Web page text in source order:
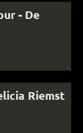
- De
Riemst